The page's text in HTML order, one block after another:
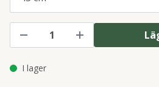
I lager